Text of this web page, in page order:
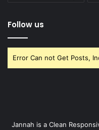
Follow us
Error Can not Get Posts,
Jannah is a Clean